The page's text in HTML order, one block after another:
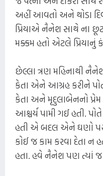
અહીં આવતો અને થોડા
પ્રિયાએ નૈનેશ સાથે ના
મક્કમ હતો એટલે
છેલ્લા ત્રણ મહિનાથી
કેતા એને આગ્રહ કરીને
કેતા અને મૃદુલાબેનનો
આશ્ચર્ય પામી ગઈ હતી.
હતી એ બદલ એને ઘણો
કોઈ જ કામ કરવા દેતા ન
હતા. હવે નૈનેશ પણ ત્યાં જ